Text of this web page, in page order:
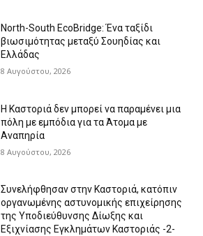
North-South EcoBridge: Ένα ταξίδι
βιωσιμότητας μεταξύ Σουηδίας και
Ελλάδας
8 Αυγούστου, 2026
Η Καστοριά δεν μπορεί να παραμένει μια
πόλη με εμπόδια για τα Άτομα με
Αναπηρία
8 Αυγούστου, 2026
Συνελήφθησαν στην Καστοριά, κατόπιν
οργανωμένης αστυνομικής επιχείρησης
της Υποδιεύθυνσης Δίωξης και
Εξιχνίασης Εγκλημάτων Καστοριάς -2-